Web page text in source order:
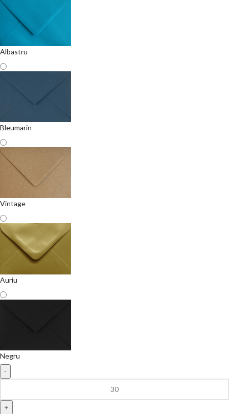
Albastru
Bleumarin
Vintage
Auriu
Negru